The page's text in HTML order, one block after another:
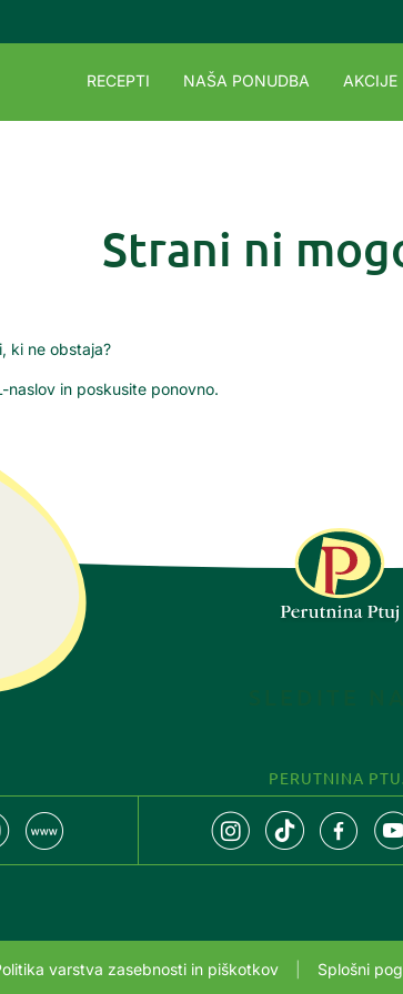
RECEPTI NAŠA PONUDBA AKCIJE
Strani ni
ki ne obstaja?
naslov in poskusite ponovno.
PERUTNINA
varstva zasebnosti in piškotkov
Splošni